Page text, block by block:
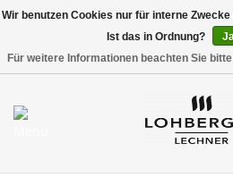
Mein Konto / Kundenkonto
Wir benutzen Cookies nur für interne
Ist das in Ordnung?
Für weitere Informationen beachten Sie